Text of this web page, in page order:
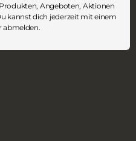
Angeboten, Aktionen
kannst dich jederzeit mit einem
abmelden.